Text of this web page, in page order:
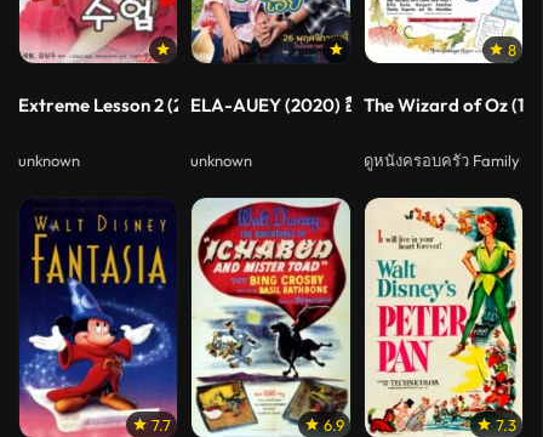
Extreme Lesson 2 (2020) เกาหลี 18+
unknown
ELA-AUEY (2020) อีหล่าเอ๋ย
unknown
8
The Wizard of Oz
ดูหนังครอบครัว Family
7.7 6.9 7.3